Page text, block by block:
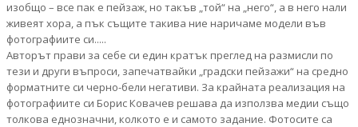
изобщо – все пак е пейзаж, но такъв „той“ на „него“, а в него нали
живеят хора, а пък същите такива ние наричаме модели във
фотографиите си.....
Авторът прави за себе си един кратък преглед на размисли по
тези и други въпроси, запечатвайки „градски пейзажи“ на средно
форматните си черно-бели негативи. За крайната реализация на
фотографиите си Борис Ковачев решава да използва медии също
толкова еднозначни, колкото е и самото задание. Фотосите са